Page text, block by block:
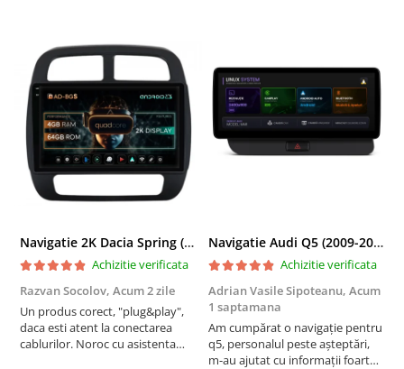
Navigatie 2K Dacia Spring (2021- Prezent), Android, S-Quadcore / 4GB RAM + 64GB ROM, 9.5 Inch - AD-BGS90042K+AD-BGRKIT366V4s
Achizitie verificata
Razvan Socolov, Acum 2 zile
Un produs corect, "plug&play",
daca esti atent la conectarea
cablurilor. Noroc cu asistenta
Navigatie Audi Q5 (2009-2017), Linux OS & OEM, MMI 3G, CarPlay & Android Auto Wireless, MirrorLink, Camera AHD, 12.3 Inch - AD-BGAALNXH+AD-BGRKITQ5002
Achizitie verificata
Adrian Vasile Sipoteanu, Acum
1 saptamana
Am cumpărat o navigație pentru
q5, personalul peste așteptări,
m-au ajutat cu informații foarte